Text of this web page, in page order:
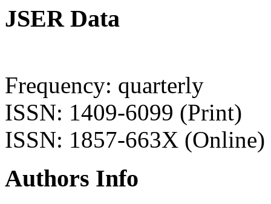
JSER Data
Frequency: quarterly
ISSN: 1409-6099 (Print)
ISSN: 1857-663X (Online)
Authors Info